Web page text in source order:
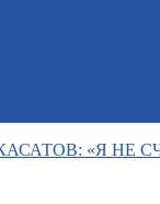
«Я НЕ